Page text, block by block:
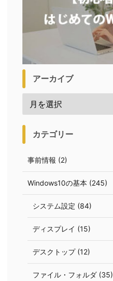
アーカイブ
カテゴリー
事前情報 (2)
Windows10の基本 (245)
システム設定 (84)
ディスプレイ (15)
デスクトップ (12)
ファイル・フォルダ (35)